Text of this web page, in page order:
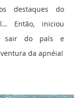
destaques do
Então, iniciou
sair do país e
da apnéia!